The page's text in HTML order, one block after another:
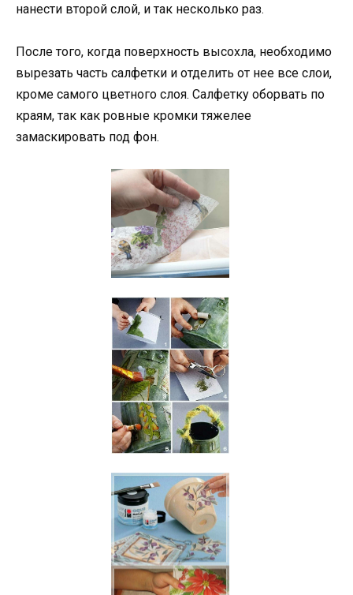
нанести второй слой, и так несколько раз.
После того, когда поверхность высохла, необходимо
вырезать часть салфетки и отделить от нее все слои,
кроме самого цветного слоя. Салфетку оборвать по
краям, так как ровные кромки тяжелее
замаскировать под фон.